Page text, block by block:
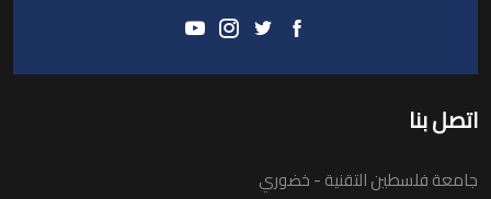
اتصل بنا
جامعة فلسطين التقنية - خضوري